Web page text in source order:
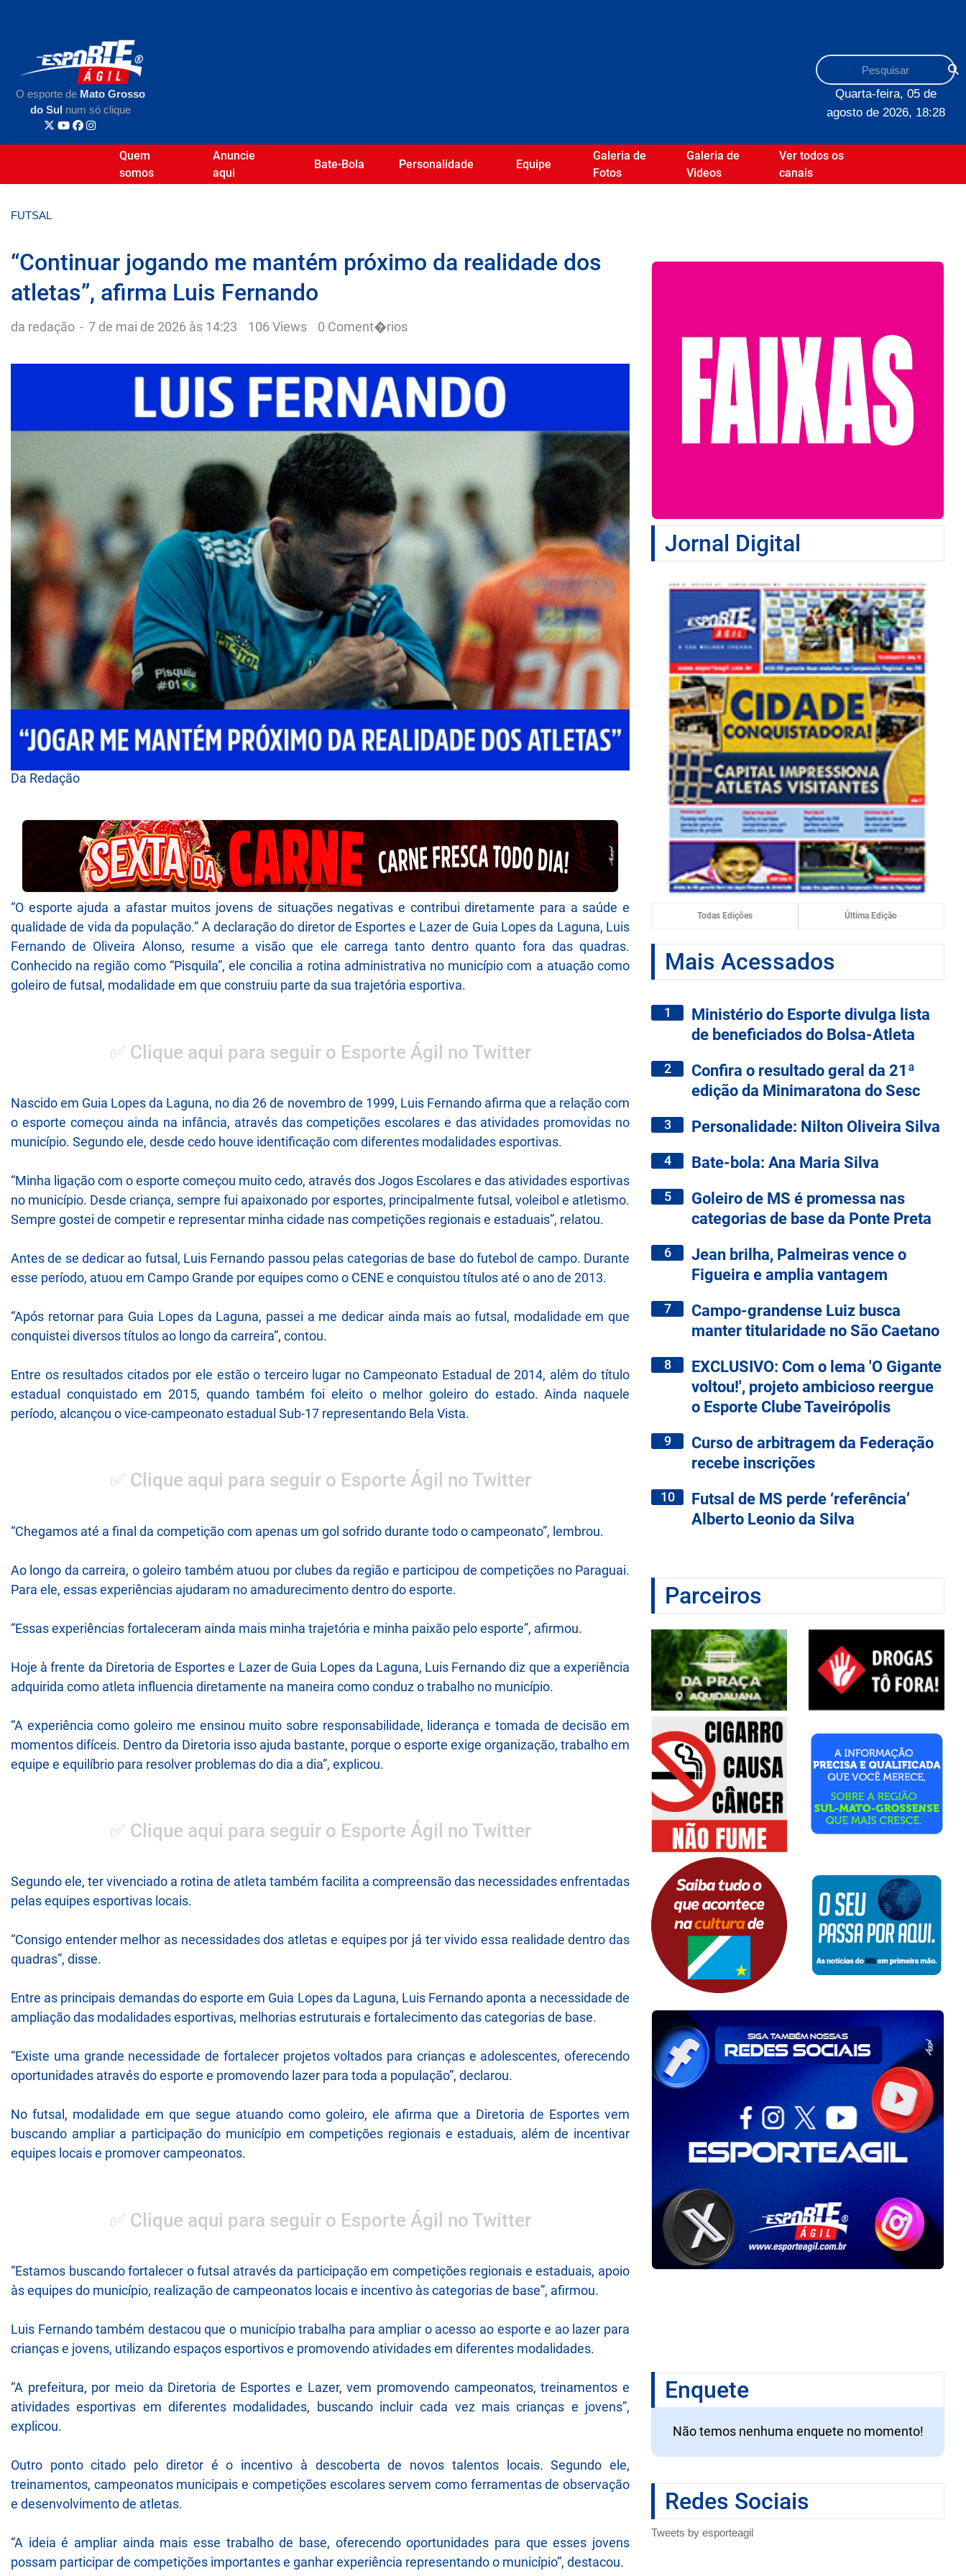
O esporte de Mato Grosso
do Sul num só clique
Quarta-feira, 05 de
agosto de 2026, 18:28
Quem
somos
Anuncie
aqui
Bate-Bola Personalidade Equipe
Galeria de
Fotos
Galeria de
Videos
Ver todos os
canais
FUTSAL
“Continuar jogando me mantém próximo da realidade dos
atletas”, afirma Luis Fernando
da redação - 7 de mai de 2026 às 14:23 106 Views 0 Coment�rios
Da Redação
“O esporte ajuda a afastar muitos jovens de situações negativas e contribui diretamente para a saúde e
qualidade de vida da população.” A declaração do diretor de Esportes e Lazer de Guia Lopes da Laguna, Luis
Fernando de Oliveira Alonso, resume a visão que ele carrega tanto dentro quanto fora das quadras.
Conhecido na região como “Pisquila”, ele concilia a rotina administrativa no município com a atuação como
goleiro de futsal, modalidade em que construiu parte da sua trajetória esportiva.
✅ Clique aqui para seguir o Esporte Ágil no Twitter
Nascido em Guia Lopes da Laguna, no dia 26 de novembro de 1999, Luis Fernando afirma que a relação com
o esporte começou ainda na infância, através das competições escolares e das atividades promovidas no
município. Segundo ele, desde cedo houve identificação com diferentes modalidades esportivas.
“Minha ligação com o esporte começou muito cedo, através dos Jogos Escolares e das atividades esportivas
no município. Desde criança, sempre fui apaixonado por esportes, principalmente futsal, voleibol e atletismo.
Sempre gostei de competir e representar minha cidade nas competições regionais e estaduais”, relatou.
Antes de se dedicar ao futsal, Luis Fernando passou pelas categorias de base do futebol de campo. Durante
esse período, atuou em Campo Grande por equipes como o CENE e conquistou títulos até o ano de 2013.
“Após retornar para Guia Lopes da Laguna, passei a me dedicar ainda mais ao futsal, modalidade em que
conquistei diversos títulos ao longo da carreira”, contou.
Entre os resultados citados por ele estão o terceiro lugar no Campeonato Estadual de 2014, além do título
estadual conquistado em 2015, quando também foi eleito o melhor goleiro do estado. Ainda naquele
período, alcançou o vice-campeonato estadual Sub-17 representando Bela Vista.
✅ Clique aqui para seguir o Esporte Ágil no Twitter
“Chegamos até a final da competição com apenas um gol sofrido durante todo o campeonato”, lembrou.
Ao longo da carreira, o goleiro também atuou por clubes da região e participou de competições no Paraguai.
Para ele, essas experiências ajudaram no amadurecimento dentro do esporte.
“Essas experiências fortaleceram ainda mais minha trajetória e minha paixão pelo esporte”, afirmou.
Hoje à frente da Diretoria de Esportes e Lazer de Guia Lopes da Laguna, Luis Fernando diz que a experiência
adquirida como atleta influencia diretamente na maneira como conduz o trabalho no município.
“A experiência como goleiro me ensinou muito sobre responsabilidade, liderança e tomada de decisão em
momentos difíceis. Dentro da Diretoria isso ajuda bastante, porque o esporte exige organização, trabalho em
equipe e equilíbrio para resolver problemas do dia a dia”, explicou.
✅ Clique aqui para seguir o Esporte Ágil no Twitter
Segundo ele, ter vivenciado a rotina de atleta também facilita a compreensão das necessidades enfrentadas
pelas equipes esportivas locais.
“Consigo entender melhor as necessidades dos atletas e equipes por já ter vivido essa realidade dentro das
quadras”, disse.
Entre as principais demandas do esporte em Guia Lopes da Laguna, Luis Fernando aponta a necessidade de
ampliação das modalidades esportivas, melhorias estruturais e fortalecimento das categorias de base.
“Existe uma grande necessidade de fortalecer projetos voltados para crianças e adolescentes, oferecendo
oportunidades através do esporte e promovendo lazer para toda a população”, declarou.
No futsal, modalidade em que segue atuando como goleiro, ele afirma que a Diretoria de Esportes vem
buscando ampliar a participação do município em competições regionais e estaduais, além de incentivar
equipes locais e promover campeonatos.
✅ Clique aqui para seguir o Esporte Ágil no Twitter
“Estamos buscando fortalecer o futsal através da participação em competições regionais e estaduais, apoio
às equipes do município, realização de campeonatos locais e incentivo às categorias de base”, afirmou.
Luis Fernando também destacou que o município trabalha para ampliar o acesso ao esporte e ao lazer para
crianças e jovens, utilizando espaços esportivos e promovendo atividades em diferentes modalidades.
“A prefeitura, por meio da Diretoria de Esportes e Lazer, vem promovendo campeonatos, treinamentos e
atividades esportivas em diferentes modalidades, buscando incluir cada vez mais crianças e jovens”,
explicou.
Outro ponto citado pelo diretor é o incentivo à descoberta de novos talentos locais. Segundo ele,
treinamentos, campeonatos municipais e competições escolares servem como ferramentas de observação
e desenvolvimento de atletas.
“A ideia é ampliar ainda mais esse trabalho de base, oferecendo oportunidades para que esses jovens
possam participar de competições importantes e ganhar experiência representando o município”, destacou.
Jornal Digital
Todas Edições Última Edição
Mais Acessados
1
Ministério do Esporte divulga lista
de beneficiados do Bolsa-Atleta
2
Confira o resultado geral da 21ª
edição da Minimaratona do Sesc
3 Personalidade: Nilton Oliveira Silva
4 Bate-bola: Ana Maria Silva
5
Goleiro de MS é promessa nas
categorias de base da Ponte Preta
6
Jean brilha, Palmeiras vence o
Figueira e amplia vantagem
7
Campo-grandense Luiz busca
manter titularidade no São Caetano
8
EXCLUSIVO: Com o lema 'O Gigante
voltou!', projeto ambicioso reergue
o Esporte Clube Taveirópolis
9
Curso de arbitragem da Federação
recebe inscrições
10
Futsal de MS perde ‘referência’
Alberto Leonio da Silva
Parceiros
Enquete
Não temos nenhuma enquete no momento!
Redes Sociais
Tweets by esporteagil